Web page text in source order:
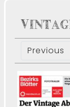
Previous